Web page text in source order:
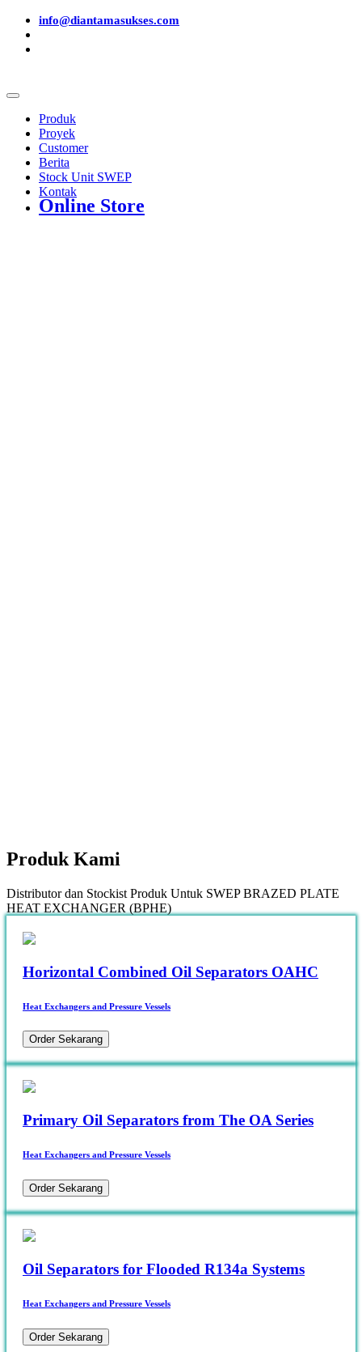
info@diantamasukses.com
Produk
Proyek
Customer
Berita
Stock Unit SWEP
Kontak
Online Store
Produk Kami
Distributor dan Stockist Produk Untuk SWEP BRAZED PLATE
HEAT EXCHANGER (BPHE)
Horizontal Combined Oil Separators OAHC
Heat Exchangers and Pressure Vessels
Order Sekarang
Primary Oil Separators from The OA Series
Heat Exchangers and Pressure Vessels
Order Sekarang
Oil Separators for Flooded R134a Systems
Heat Exchangers and Pressure Vessels
Order Sekarang